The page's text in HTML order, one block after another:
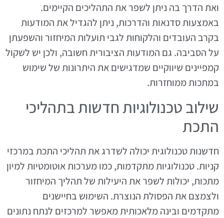
ואת הדרך בה ניתן לשפר את התהליכים הקיימים.
באמצעות סדנאות והדרכות, ניתן להגדיל את המודעות
בקרב העובדים והלקוחות לגבי תועלות המיחזור והשפעתן
על הסביבה. גם המודעות הציבורית חשובה, ולכן יש לשקול
קמפיינים שיווקיים שמדגישים את היתרונות של שימוש
במתכות ממוחזרות.
שילוב טכנולוגיות חדשות בתהליכי
התכת
חדשנות טכנולוגית יכולה לשדרג את תהליכי התכת במרכזי
קניות. טכנולוגיות מתקדמות, כמו מערכות אוטומטיות למיון
מתכות, יכולות לשפר את היעילות של תהליך המיחזור
ולצמצם את הפסולת הנוצרת. השימוש בחיישנים
מתקדמים ובינה מלאכותית מאפשר למרכזים לנתח נתונים